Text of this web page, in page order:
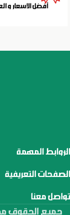
أفضل الاسعار و
الروابط المهمة
الصفحات التعريفية
تواصل معنا